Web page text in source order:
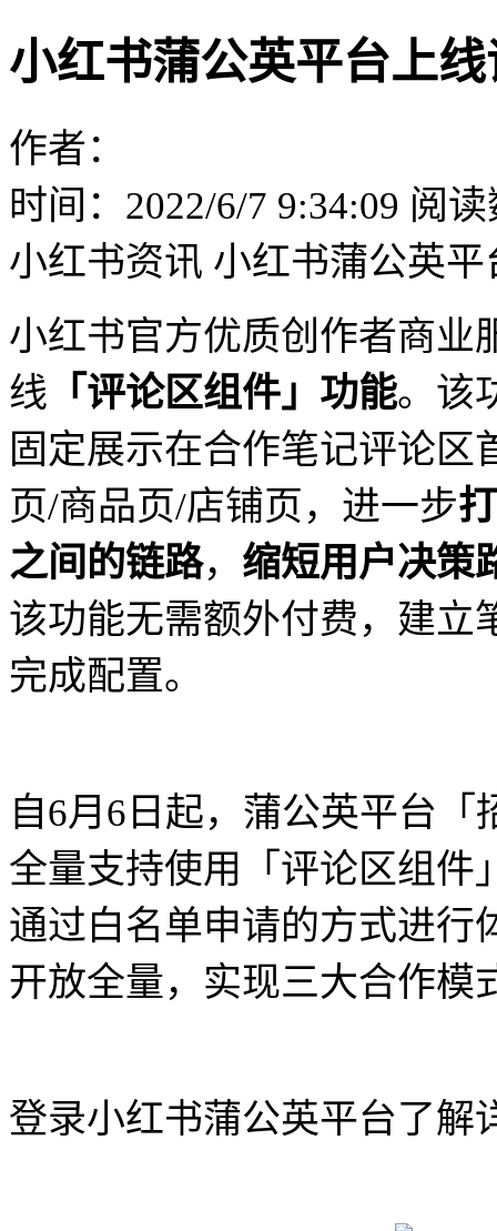
小红书蒲公英平台上
作者：
时间：2022/6/7 9:34:09 阅读
小红书资讯 小红书蒲公英平
小红书官方优质创作者商
线 「评论区组件」功能。该
固定展示在合作笔记评论
页/商品页/店铺页，进一步
之间的链路， 缩短用户决策
该功能无需额外付费，建立
完成配置。
自6月6日起，蒲公英平台
全量支持使用「评论区组件
通过白名单申请的方式进行
开放全量，实现三大合作模
登录小红书蒲公英平台了解